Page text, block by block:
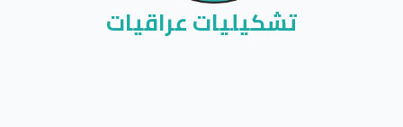
تشكيليات عراقيات